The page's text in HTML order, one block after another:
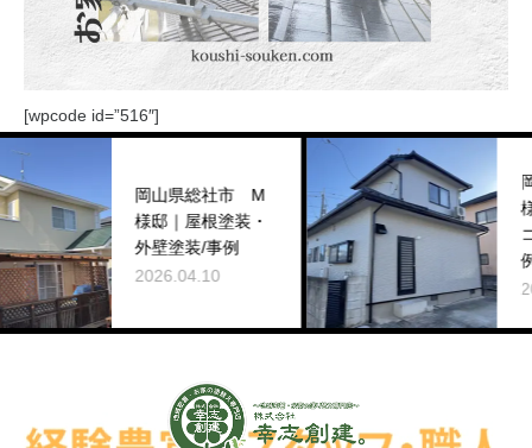
[wpcode id=”516″]
岡山県総社市 M
様邸｜屋根塗装・
外壁塗装/事例
2026.04.10
岡山県倉敷
様邸｜外壁
コーキング
2025.12.28